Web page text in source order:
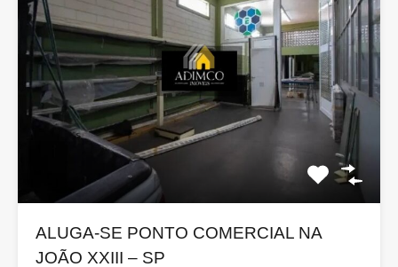
ALUGA-SE PONTO COMERCIAL NA
JOÃO XXIII – SP